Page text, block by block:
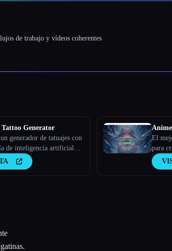
de trabajo y vídeos coherentes
Generator
generador de tatuajes con
de inteligencia artificial
de tatuajes
en función de los
El
para
de IA